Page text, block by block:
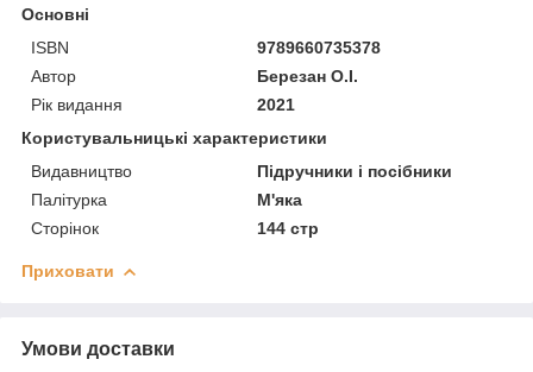
Основні
ISBN
9789660735378
Автор
Березан О.І.
Рік видання
2021
Користувальницькі характеристики
Видавництво
Підручники і посібники
Палітурка
М'яка
Сторінок
144 стр
Приховати
Умови доставки